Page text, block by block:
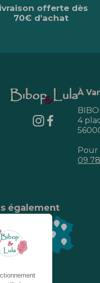
offerte dès
70€ d'achat
À
4
Pour
09
également